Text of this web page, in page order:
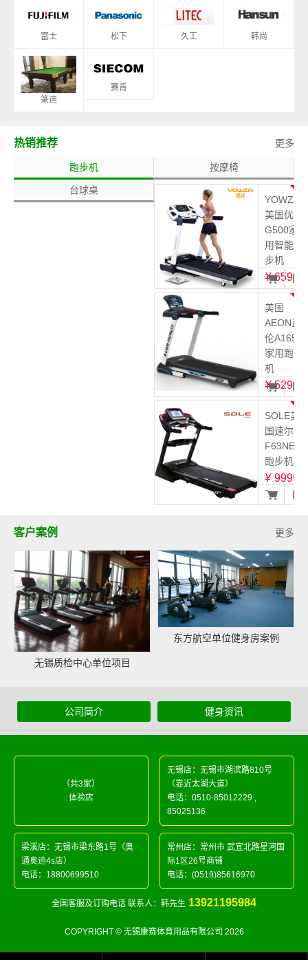
富士 松下 久工 韩尚
篆迪
赛肯
更多
热销推荐
跑步机 按摩椅
台球桌
YOWZA
美国优沃
G500家
用智能跑
步机
¥ 6599
美国
AEON正
伦A165
家用跑步
机
¥ 5299
SOLE美
国速尔
F63NEW
跑步机
¥ 9999
更多
客户案例
无锡质检中心单位项目
东方航空单位健身房案例
公司简介 健身资讯
（共3家）
体验店
无锡店：无锡市湖滨路810号
（靠近太湖大道）
电话：0510-85012229 ,
85025136
梁溪店：无锡市梁东路1号（奥
通奥迪4s店）
电话： 18800699510
常州店：常州市 武宜北路星河国
际1区26号商铺
电话：(0519)85616970
全国客服及订购电话 联系人：韩先生 13921195984
COPYRIGHT © 无锡康赛体育用品有限公司 2026